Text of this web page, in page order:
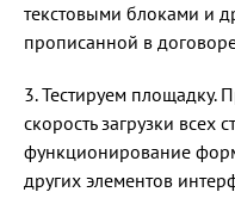
текстовыми блоками и
прописанной в
3. Тестируем площадку.
скорость загрузки всех
функционирование
других элементов